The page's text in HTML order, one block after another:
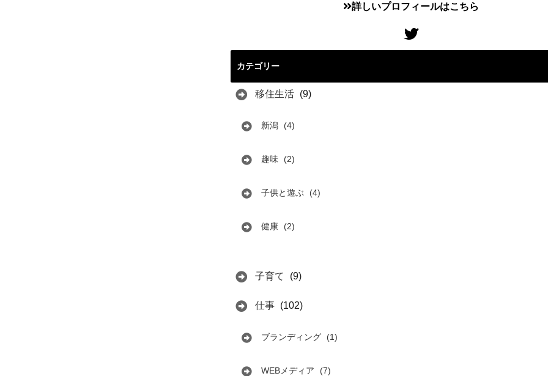
詳しいプロフィールはこちら
カテゴリー
移住生活 (9)
新潟 (4)
趣味 (2)
子供と遊ぶ (4)
健康 (2)
子育て (9)
仕事 (102)
ブランディング (1)
WEBメディア (7)